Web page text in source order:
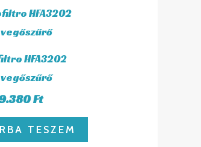
HFA3202
Ft
TESZEM